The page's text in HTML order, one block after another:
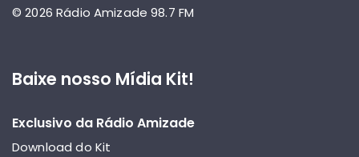
© 2026 Rádio Amizade 98.7 FM
Baixe nosso Mídia Kit!
Exclusivo da Rádio Amizade
Download do Kit